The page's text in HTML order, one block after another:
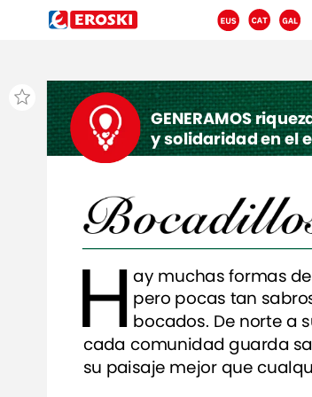
H ay muchasformas de
pero pocas tan
bocados. De norte a
cada comunidad guarda
su paisaje mejor que
GENERAMOS
ysolidaridadenel
B